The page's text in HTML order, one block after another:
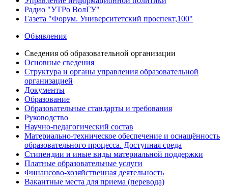
Радио "УТРо ВолГУ"
Газета "Форум. Университетский проспект,100"
Объявления
Сведения об образовательной организации
Основные сведения
Структура и органы управления образовательной
организацией
Документы
Образование
Образовательные стандарты и требования
Руководство
Научно-педагогический состав
Материально-техническое обеспечение и оснащённость
образовательного процесса. Доступная среда
Стипендии и иные виды материальной поддержки
Платные образовательные услуги
Финансово-хозяйственная деятельность
Вакантные места для приема (перевода)